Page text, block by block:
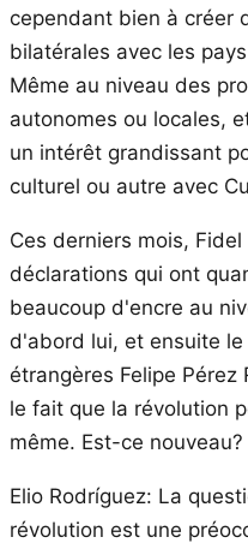
cependant bien à créer
bilatérales avec les
Même au niveau des
autonomes ou locales,
un intérêt grandissant
culturel ou autre avec
Ces derniers mois,
déclarations qui ont
beaucoup d'encre au
d'abord lui, et ensuite
étrangères Felipe Pérez
le fait que la révolution
même. Est-ce nouveau?
Elio Rodríguez: La
révolution est une